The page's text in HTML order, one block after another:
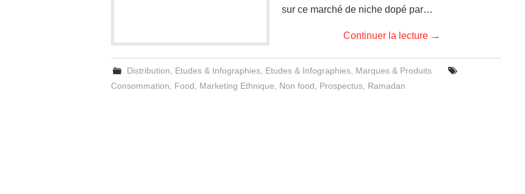
sur ce marché de niche dopé par…
Continuer la lecture →
Distribution Etudes & Infographies Etudes & Infographies Marques & Produits
Consommation
Food Marketing Ethnique Non food Prospectus Ramadan